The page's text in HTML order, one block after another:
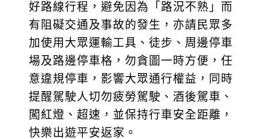
好路線行程，避免因為「路況不熟」而
有阻礙交通及事故的發生，亦請民眾多
加使用大眾運輸工具、徒步、周邊停車
場及路邊停車格，勿貪圖一時方便，任
意違規停車，影響大眾通行權益，同時
提醒駕駛人切勿疲勞駕駛、酒後駕車、
闖紅燈、超速，並保持行車安全距離，
快樂出遊平安返家。